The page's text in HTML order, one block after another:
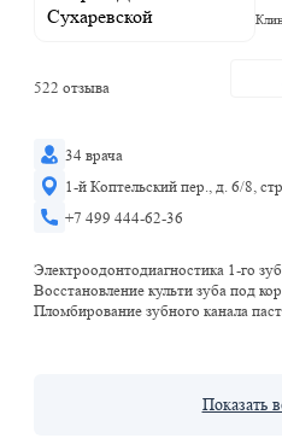
522 отзыва
34 врача
1-й Коптельский пер., д. 6/8,
+7 499 444-62-36
Электроодонтодиагностика 1-го
Восстановление культи зуба под
Пломбирование зубного канала
Показать